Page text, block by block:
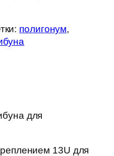
полигонум
для
13U для